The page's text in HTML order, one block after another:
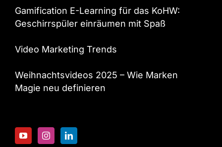
Gamification E-Learning für das KoHW:
Geschirrspüler einräumen mit Spaß
Video Marketing Trends
Weihnachtsvideos 2025 – Wie Marken
Magie neu definieren